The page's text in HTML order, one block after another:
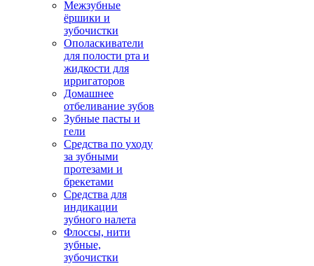
Межзубные
ёршики и
зубочистки
Ополаскиватели
для полости рта и
жидкости для
ирригаторов
Домашнее
отбеливание зубов
Зубные пасты и
гели
Средства по уходу
за зубными
протезами и
брекетами
Средства для
индикации
зубного налета
Флоссы, нити
зубные,
зубочистки